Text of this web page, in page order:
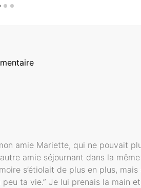
amie Mariette, qui ne pouvait
amie séjournant dans la
s’étiolait de plus en plus,
ta vie.” Je lui prenais la main